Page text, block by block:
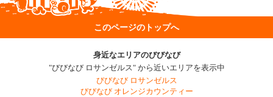
このページのトップへ
身近なエリアのびびなび
"びびなび ロサンゼルス" から近いエリアを表示中
びびなび ロサンゼルス
びびなび オレンジカウンティー